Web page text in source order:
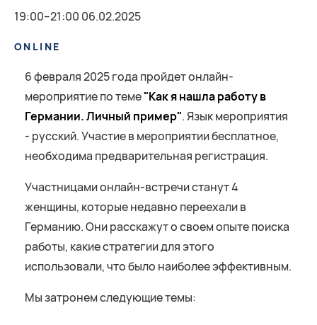
19:00–21:00 06.02.2025
ONLINE
6 февраля 2025 года пройдет онлайн-
мероприятие по теме"Как я нашла работу в
Германии. Личный пример". Язык мероприятия
- русский. Участие в мероприятии бесплатное,
необходима предварительная регистрация.
Участницами онлайн-встречи станут 4
женщины, которые недавно переехали в
Германию. Они расскажут о своем опыте поиска
работы, какие стратегии для этого
использовали, что было наиболее эффективным.
Мы затронем следующие темы: